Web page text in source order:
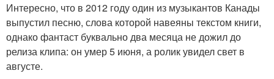
Интересно, что в 2012 году один из музыкантов Канады
выпустил песню, слова которой навеяны текстом книги,
однако фантаст буквально два месяца не дожил до
релиза клипа: он умер 5 июня, а ролик увидел свет в
августе.